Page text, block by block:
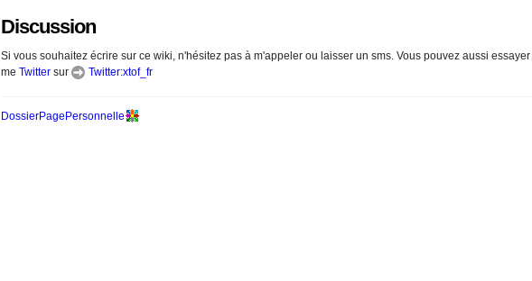
Discussion
Si vous souhaitez écrire sur ce wiki, n'hésitez pas à m'appeler ou laisser un sms. Vous pouvez aussi essayer
me Twitter sur Twitter:xtof_fr
DossierPagePersonnelle